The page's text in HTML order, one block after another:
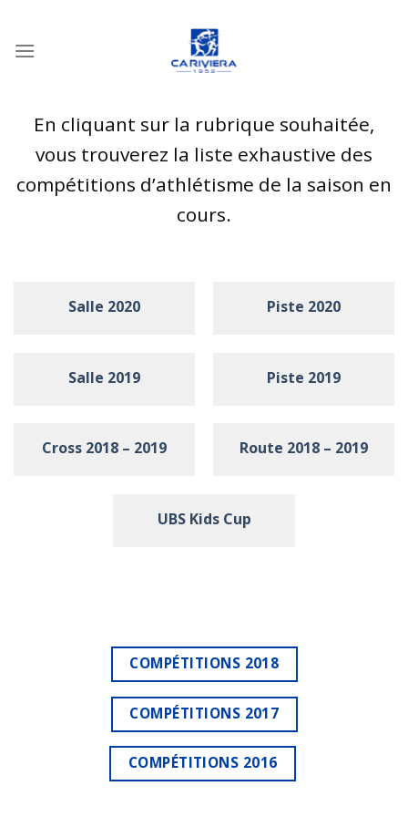
contenu
En cliquant sur la rubrique souhaitée,
vous trouverez la liste exhaustive des
compétitions d’athlétisme de la saison en
cours.
Salle 2020 Piste 2020
Salle 2019 Piste 2019
Cross 2018 – 2019 Route 2018 – 2019
UBS Kids Cup
COMPÉTITIONS 2018
COMPÉTITIONS 2017
COMPÉTITIONS 2016